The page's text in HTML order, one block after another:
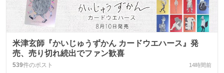
米津玄師『かいじゅうずかん カードウエハース』発
売、売り切れ続出でファン歓喜
539件のポスト 14時間前